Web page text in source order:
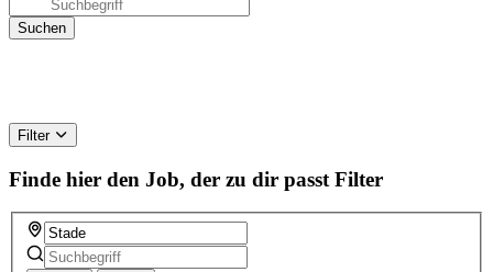
Filter
Finde hier den Job, der zu dir passt Filter